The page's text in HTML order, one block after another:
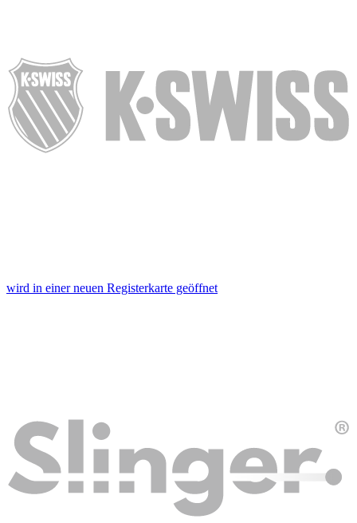
wird in einer neuen Registerkarte geöffnet